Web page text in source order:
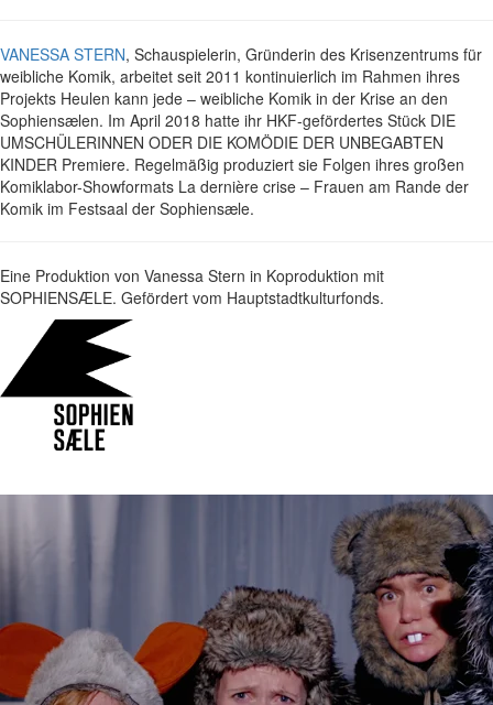
VANESSA STERN, Schauspielerin, Gründerin des Krisenzentrums für
weibliche Komik, arbeitet seit 2011 kontinuierlich im Rahmen ihres
Projekts Heulen kann jede – weibliche Komik in der Krise an den
Sophiensælen. Im April 2018 hatte ihr HKF-gefördertes Stück DIE
UMSCHÜLERINNEN ODER DIE KOMÖDIE DER UNBEGABTEN
KINDER Premiere. Regelmäßig produziert sie Folgen ihres großen
Komiklabor-Showformats La dernière crise – Frauen am Rande der
Komik im Festsaal der Sophiensæle.
Eine Produktion von Vanessa Stern in Koproduktion mit
SOPHIENSÆLE. Gefördert vom Hauptstadtkulturfonds.